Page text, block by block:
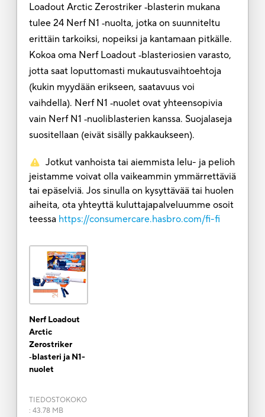
Loadout Arctic Zerostriker ‑blasterin mukana
tulee 24 Nerf N1 ‑nuolta, jotka on suunniteltu
erittäin tarkoiksi, nopeiksi ja kantamaan pitkälle.
Kokoa oma Nerf Loadout ‑blasteriosien varasto,
jotta saat loputtomasti mukautusvaihtoehtoja
(kukin myydään erikseen, saatavuus voi
vaihdella). Nerf N1 ‑nuolet ovat yhteensopivia
vain Nerf N1 ‑nuoliblasterien kanssa. Suojalaseja
suositellaan (eivät sisälly pakkaukseen).
Jotkut vanhoista tai aiemmista lelu- ja pelioh
jeistamme voivat olla vaikeammin ymmärrettäviä
tai epäselviä. Jos sinulla on kysyttävää tai huolen
aiheita, ota yhteyttä kuluttajapalveluumme osoit
teessa https://consumercare.hasbro.com/fi-fi
Nerf Loadout
Arctic
Zerostriker
‑blasteri ja N1-
nuolet
TIEDOSTOKOKO
: 43.78 MB